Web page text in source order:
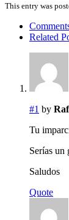
This entry was
Related
#1 by
Tu
Serías un
Saludos
Quote